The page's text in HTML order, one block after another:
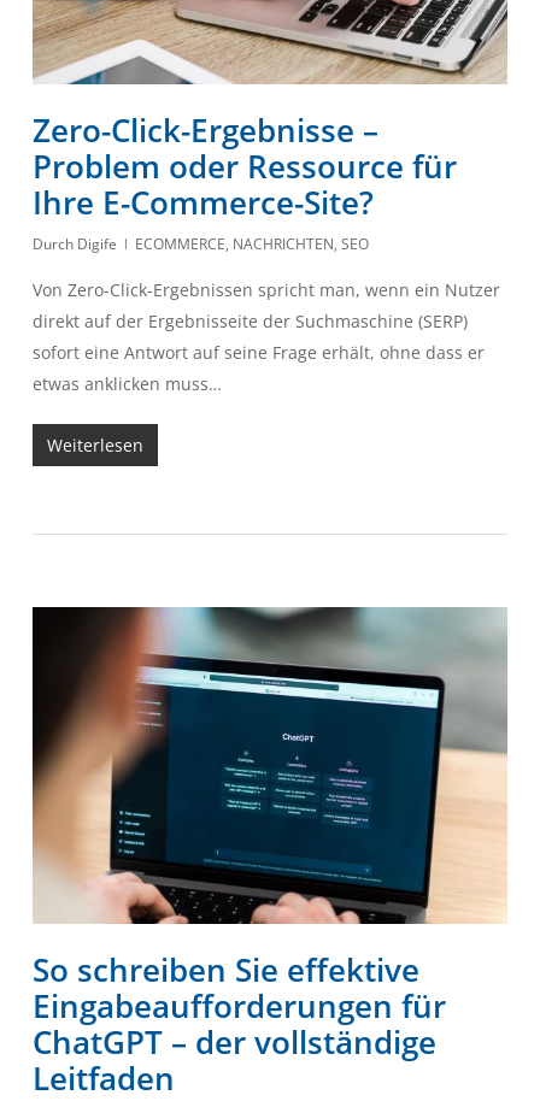
Zero-Click-Ergebnisse –
Problem oder Ressource für
Ihre E-Commerce-Site?
Durch Digife ECOMMERCE, NACHRICHTEN, SEO
Von Zero-Click-Ergebnissen spricht man, wenn ein Nutzer
direkt auf der Ergebnisseite der Suchmaschine (SERP)
sofort eine Antwort auf seine Frage erhält, ohne dass er
etwas anklicken muss…
Weiterlesen
So schreiben Sie effektive
Eingabeaufforderungen für
ChatGPT – der vollständige
Leitfaden